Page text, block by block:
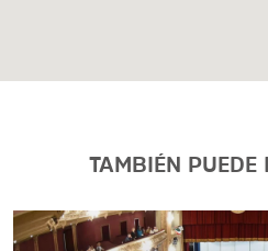
TAMBIÉN PUEDE